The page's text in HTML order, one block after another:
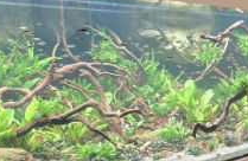
Rochen hier
ich eine super
erhalten! Auch im